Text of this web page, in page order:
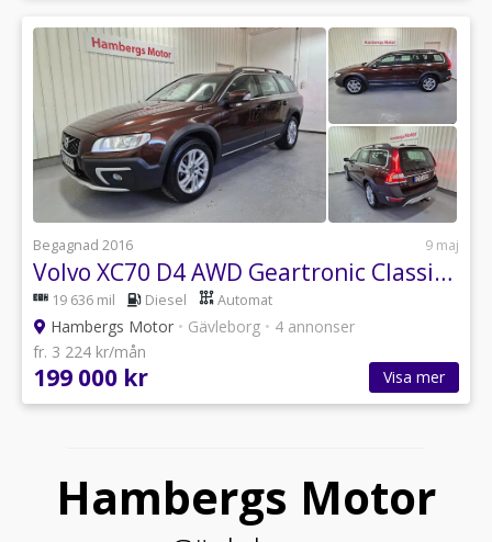
Begagnad 2016 9 maj
Volvo XC70 D4 AWD Geartronic Classic Momentum Euro 6 181hk
19 636 mil Diesel Automat
Hambergs Motor • Gävleborg • 4 annonser
fr. 3 224 kr/mån
199 000 kr Visa mer
Hambergs Motor